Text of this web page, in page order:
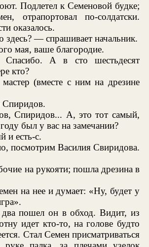
Подлетел к Семеновой будке;
отрапортовал по-солдатски.
оказалось.
— спрашивает начальник.
мая, ваше благородие.
А в сто шестьдесят
кто?
(вместе с ним на дрезине
Спиридов... А, это тот самый,
был у вас на замечании?
и есть-с.
посмотрим Василия Свиридова.
на рукояти; пошла дрезина в
на нее и думает: «Ну, будет у
два пошел он в обход. Видит, из
идет кто-то, на голове будто
Стал Семен присматриваться